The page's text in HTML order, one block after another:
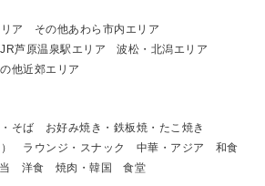
ア
その他あわら市内エリア
JR芦原温泉駅エリア
波松・北潟エリア
他近郊エリア
そば
お好み焼き・鉄板焼・たこ焼き
ラウンジ・スナック 中華・アジア
和食
洋食 焼肉・韓国 食堂